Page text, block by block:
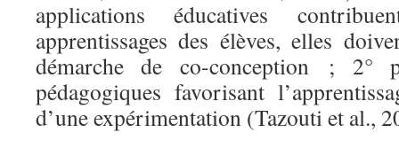
applications éducatives
apprentissages des élèves, elles
démarche de co-conception ; 2°
pédagogiques favorisant
d’une expérimentation (Tazouti et al.,